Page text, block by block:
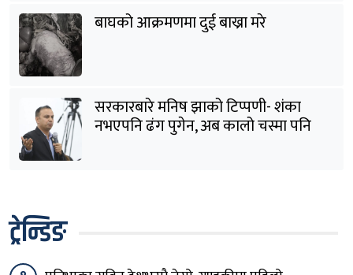
बाघको आक्रमणमा दुई बाख्रा मरे
सरकारबारे मनिष झाको टिप्पणी- शंका
नभएपनि ढंग पुगेन, अब कालो चस्मा पनि
ट्रेन्डिङ